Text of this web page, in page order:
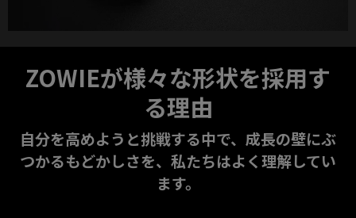
ZOWIEが様々な形状を採用す
る理由
自分を高めようと挑戦する中で、成長の壁にぶ
つかるもどかしさを、私たちはよく理解してい
ます。